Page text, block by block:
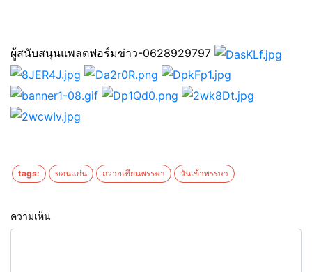
ผู้สนับสนุนแพลตฟอร์มข่าว-0628929797
tags: ขอนแก่น ถวายเทียนพรรษา วันเข้าพรรษา
ความเห็น